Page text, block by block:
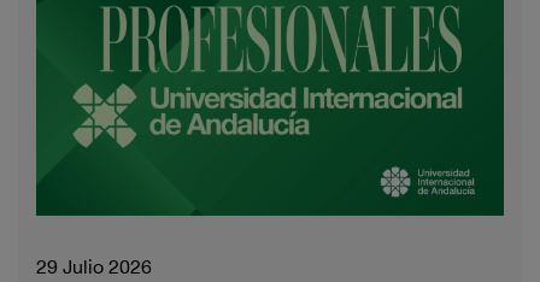
29 Julio 2026